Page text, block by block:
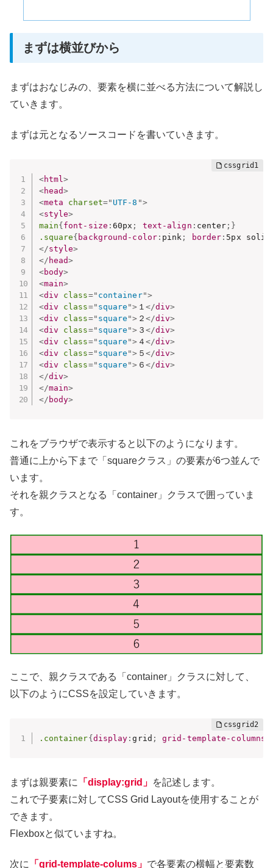
まずは横並びから
まずはおなじみの、要素を横に並べる方法について解説し
ていきます。
まずは元となるソースコードを書いていきます。
<html>
<head>
<meta charset=" UTF-8 ">
<style>
main{ font-size :60px ; text-align : center ; }
.square{ background-color: pink ; border : 5px solid
</style>
</ head>
<body>
<main>
<div class=" container">
<div class=" square "> １ </div>
<div class=" square "> ２ </div>
<div class=" square "> ３ </div>
<div class=" square "> ４ </div>
<div class=" square "> ５ </div>
<div class=" square "> ６ </div>
</div>
</main>
</ body>
これをブラウザで表示すると以下のようになります。
普通に上から下まで「squareクラス」の要素が6つ並んで
います。
それを親クラスとなる「container」クラスで囲っていま
す。
ここで、親クラスである「container」クラスに対して、
以下のようにCSSを設定していきます。
.container{ display :grid ; grid-template-columns
まずは親要素に 「display:grid」 を記述します。
これで子要素に対してCSS Grid Layoutを使用することが
できます。
Flexboxと似ていますね。
次に 「grid-template-colums」 で各要素の横幅と要素数